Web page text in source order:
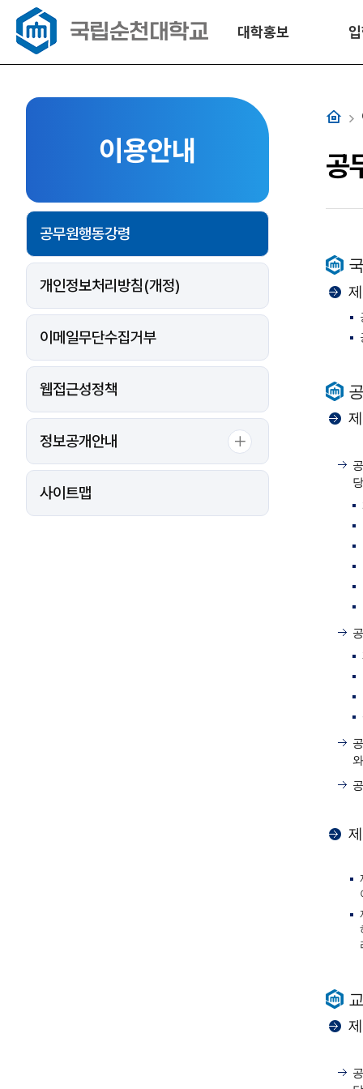
대학홍보
이용안내
공무원행동강령
개인정보처리방침(개정)
이메일무단수집거부
웹접근성정책
정보공개안내
사이트맵
홈
공